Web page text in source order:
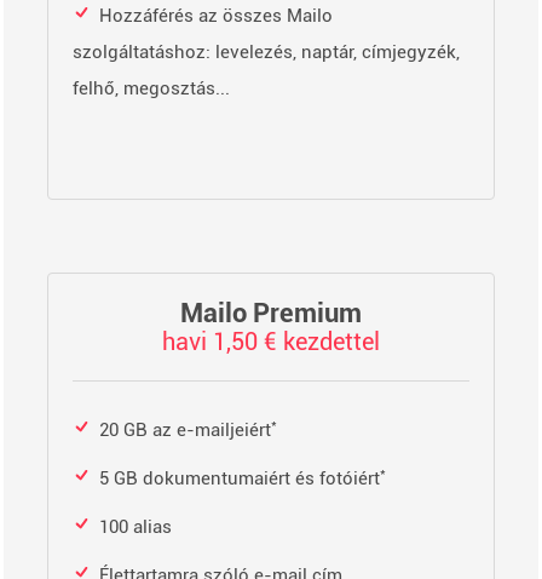
Hozzáférés az összes Mailo
szolgáltatáshoz: levelezés, naptár, címjegyzék,
felhő, megosztás...
Mailo Premium
havi 1,50 € kezdettel
20 GB az e-mailjeiért*
5 GB dokumentumaiért és fotóiért*
100 alias